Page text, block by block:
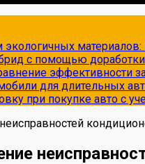
с помощью
эффективности
для длительных
при покупке авто с